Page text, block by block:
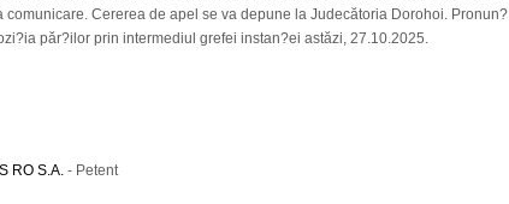
comunicare. Cererea de apel se va depune la Judecătoria Dorohoi. Pronun?
păr?ilor prin intermediul grefei instan?ei astăzi, 27.10.2025.
RO S.A. - Petent